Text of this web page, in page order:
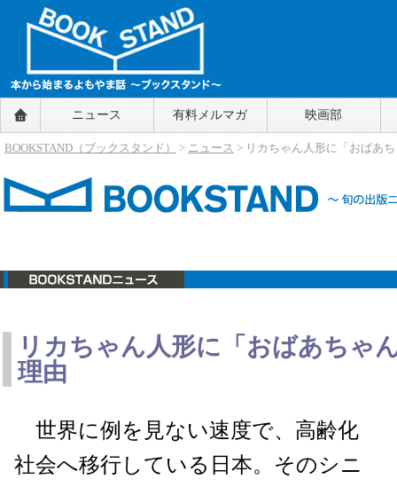
BOOKSTAND（ブックスタンド）
～本から始まるよもやま話～
BOOKSTAND（ブ
ニュース 有料メルマガ 映画部
BOOKSTAND（ブックスタンド） > ニュース > リカちゃん人形に「おばあ
リカちゃん人形に「おばあちゃ
理由
世界に例を見ない速度で、高齢化
社会へ移行している日本。そのシニ